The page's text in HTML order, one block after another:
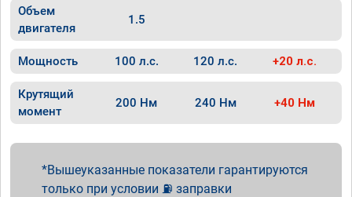
Объем
двигателя
1.5
Мощность 100 л.с. 120 л.с. +20 л.с.
Крутящий
момент
200 Нм 240 Нм +40 Нм
Вышеуказанные показатели гарантируются
только при условии ⛽ заправки